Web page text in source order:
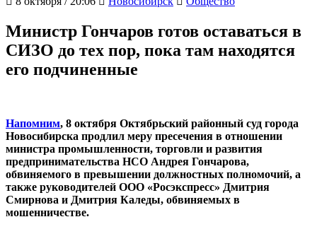
Министр Гончаров готов оставаться в
СИЗО до тех пор, пока там находятся
его подчиненные
Напомним, 8 октября Октябрьский районный суд города
Новосибирска продлил меру пресечения в отношении
министра промышленности, торговли и развития
предпринимательства НСО Андрея Гончарова,
обвиняемого в превышении должностных полномочий, а
также руководителей ООО «Росэкспресс» Дмитрия
Смирнова и Дмитрия Каледы, обвиняемых в
мошенничестве.